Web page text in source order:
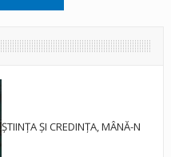
ȘTIINȚA ȘI CREDINȚA, MÂNĂ-N